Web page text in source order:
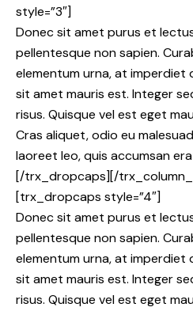
style=”3″]
Donec sit amet purus et
pellentesque non sapien.
elementum urna, at imperdiet
sit amet mauris est. Integer
risus. Quisque vel est eget
Cras aliquet, odio eu
laoreet leo, quis accumsan
[/trx_dropcaps][/
[trx_dropcaps style=”4″]
Donec sit amet purus et
pellentesque non sapien.
elementum urna, at imperdiet
sit amet mauris est. Integer
risus. Quisque vel est eget